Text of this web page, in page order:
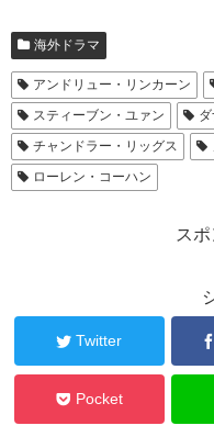
海外ドラマ
アンドリュー・リンカーン
スティーブン・ユァン
チャンドラー・リッグス
ローレン・コーハン
ス
Twitter
Pocket